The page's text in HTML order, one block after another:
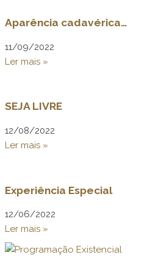
Aparência cadavérica…
11/09/2022
Ler mais »
SEJA LIVRE
12/08/2022
Ler mais »
Experiência Especial
12/06/2022
Ler mais »